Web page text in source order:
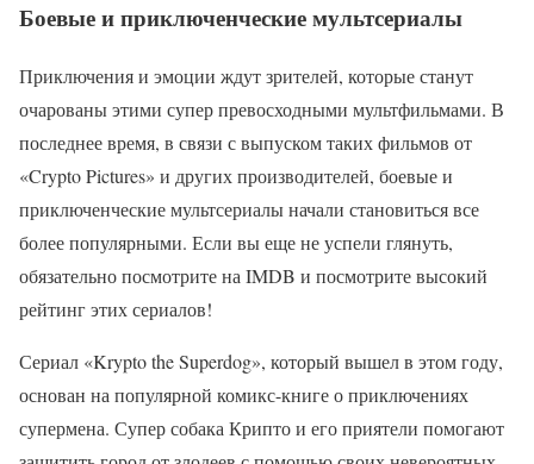
Боевые и приключенческие мультсериалы
Приключения и эмоции ждут зрителей, которые станут
очарованы этими супер превосходными мультфильмами. В
последнее время, в связи с выпуском таких фильмов от
«Crypto Pictures» и других производителей, боевые и
приключенческие мультсериалы начали становиться все
более популярными. Если вы еще не успели глянуть,
обязательно посмотрите на IMDB и посмотрите высокий
рейтинг этих сериалов!
Сериал «Krypto the Superdog», который вышел в этом году,
основан на популярной комикс-книге о приключениях
супермена. Супер собака Крипто и его приятели помогают